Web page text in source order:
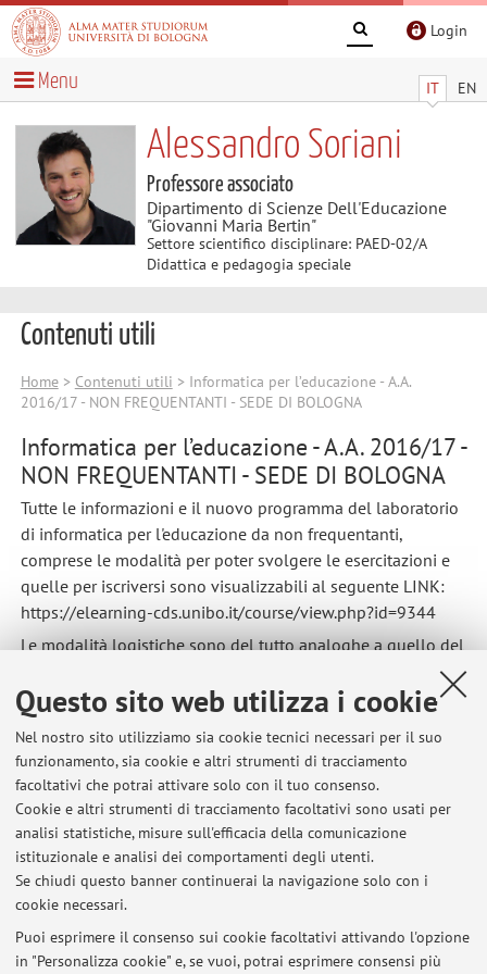
Questo sito web utilizza i cookie
Nel nostro sito utilizziamo sia cookie tecnici necessari per il suo
funzionamento, sia cookie e altri strumenti di tracciamento
facoltativi che potrai attivare solo con il tuo consenso.
Cookie e altri strumenti di tracciamento facoltativi sono usati per
analisi statistiche, misure sull'efficacia della comunicazione
istituzionale e analisi dei comportamenti degli utenti.
Se chiudi questo banner continuerai la navigazione solo con i
cookie necessari.
Puoi esprimere il consenso sui cookie facoltativi attivando l'opzione
in "Personalizza cookie" e, se vuoi, potrai esprimere consensi più
Login
IT EN
Menu
Alessandro Soriani
Professore associato
Dipartimento di Scienze Dell'Educazione
"Giovanni Maria Bertin"
Settore scientifico disciplinare: PAED-02/A
Didattica e pedagogia speciale
Contenuti utili
Home> Contenuti utili > Informatica per l’educazione - A.A.
2016/17 - NON FREQUENTANTI - SEDE DI BOLOGNA
Informatica per l’educazione - A.A. 2016/17 -
NON FREQUENTANTI - SEDE DI BOLOGNA
Tutte le informazioni e il nuovo programma del laboratorio
di informatica per l'educazione da non frequentanti,
comprese le modalità per poter svolgere le esercitazioni e
quelle per iscriversi sono visualizzabili al seguente LINK:
https://elearning-cds.unibo.it/course/view.php?id=9344
Le modalità logistiche sono del tutto analoghe a quello del
appelli da non frequentanti (che usciranno man a mano) e
svolgere almeno una settimana prima tutte le esercitazioni
richieste (complete di spiegazioni e tutorial online) che
sono elencate nell'apposita istanza di moodle sopra citata
(https://elearning-cds.unibo.it/course/view.php?id=9344)
Per maggiori informazioni scrivere a
alessandro.soriani@unibo.it